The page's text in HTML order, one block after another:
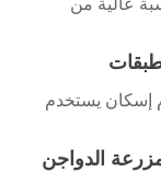
{#$$^}الدواجن
هناك أي ضياع
إسكان يستخدم
تربية الدواجن
الدواجن